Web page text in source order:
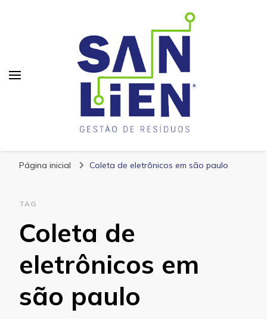
Página inicial Coleta de eletrônicos em são paulo
TAG
Coleta de
eletrônicos em
são paulo